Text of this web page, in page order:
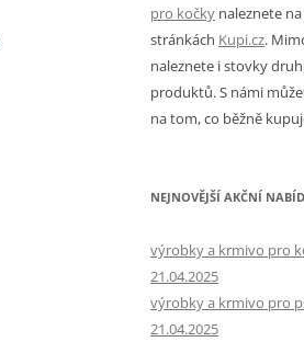
pro kočky naleznete
stránkách Kupi.cz.
naleznete i stovky
produktů. S námi
na tom, co běžně
NEJNOVĚJŠÍ AKČNÍ
výrobky a krmivo pro
21.04.2025
výrobky a krmivo pro
21.04.2025